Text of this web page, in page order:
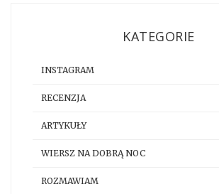
KATEGORIE
INSTAGRAM
RECENZJA
ARTYKUŁY
WIERSZ NA DOBRĄ NOC
ROZMAWIAM